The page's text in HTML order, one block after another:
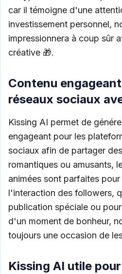
car il témoigne d'une
investissement personnel,
impressionnera à coup sûr
créative 🎁.
Contenu
réseaux sociaux
Kissing AI permet de
engageant pour les
sociaux afin de partager
romantiques ou amusants,
animées sont parfaites
l'interaction des followers,
publication spéciale ou
d'un moment de bonheur,
toujours une occasion de
Kissing AI utile